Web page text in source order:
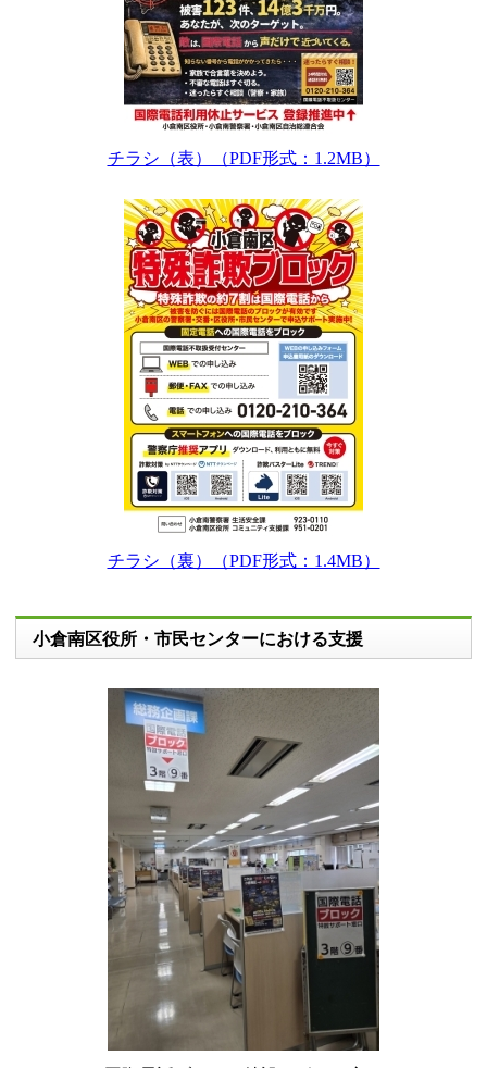
チラシ（表）（PDF形式：1.2MB）
チラシ（裏）（PDF形式：1.4MB）
小倉南区役所・市民センターにおける支援